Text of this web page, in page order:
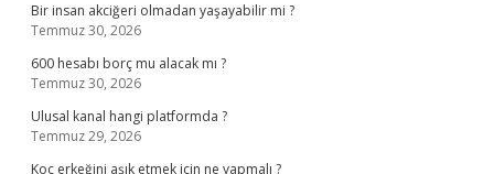
Bir insan akciğeri olmadan yaşayabilir mi ?
Temmuz 30, 2026
600 hesabı borç mu alacak mı ?
Temmuz 30, 2026
Ulusal kanal hangi platformda ?
Temmuz 29, 2026
Koç erkeğini aşık etmek için ne yapmalı ?